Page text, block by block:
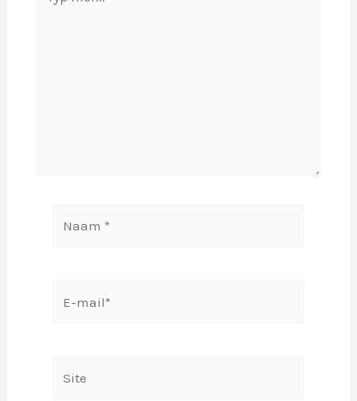
hier...
mail*